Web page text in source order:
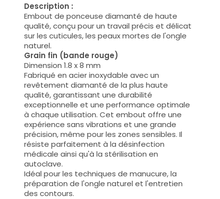
Description :
Embout de ponceuse diamanté de haute
qualité, conçu pour un travail précis et délicat
sur les cuticules, les peaux mortes de l'ongle
naturel.
Grain fin (bande rouge)
Dimension 1.8 x 8 mm
Fabriqué en acier inoxydable avec un
revêtement diamanté de la plus haute
qualité, garantissant une durabilité
exceptionnelle et une performance optimale
à chaque utilisation. Cet embout offre une
expérience sans vibrations et une grande
précision, même pour les zones sensibles. Il
résiste parfaitement à la désinfection
médicale ainsi qu'à la stérilisation en
autoclave.
Idéal pour les techniques de manucure, la
préparation de l'ongle naturel et l'entretien
des contours.